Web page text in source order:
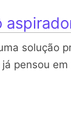
solução
pensou